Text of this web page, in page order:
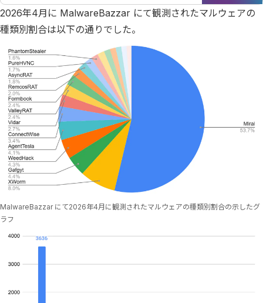
2026年4月に MalwareBazzar にて観測されたマルウェアの
種類別割合は以下の通りでした。
MalwareBazzar にて2026年4月に観測されたマルウェアの種類別割合の示したグ
ラフ